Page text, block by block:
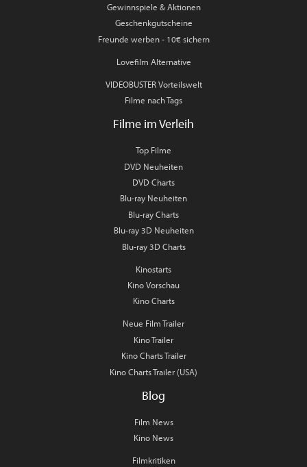
Gewinnspiele & Aktionen
Geschenkgutscheine
Freunde werben - 10€ sichern
Lovefilm Alternative
VIDEOBUSTER Vorteilswelt
Filme nach Tags
Filme im Verleih
Top Filme
DVD Neuheiten
DVD Charts
Blu-ray Neuheiten
Blu-ray Charts
Blu-ray 3D Neuheiten
Blu-ray 3D Charts
Kinostarts
Kino Vorschau
Kino Charts
Neue Film Trailer
Kino Trailer
Kino Charts Trailer
Kino Charts Trailer (USA)
Blog
Film News
Kino News
Filmkritiken